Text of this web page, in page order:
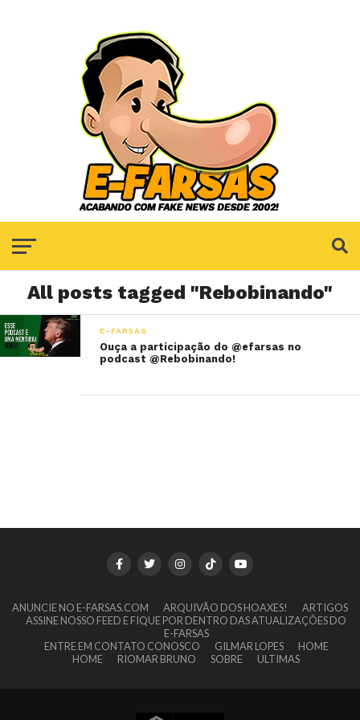
All posts tagged "Rebobinando"
E-FARSAS
Ouça a participação do @efarsas no
podcast @Rebobinando!
ANUNCIE NO E-FARSAS.COM ARQUIVÃO DOS HOAXES!
ARTIGOS
ASSINE NOSSO FEED E FIQUE POR DENTRO DAS ATUALIZAÇÕES DO
E-FARSAS
ENTRE EM CONTATO CONOSCO
GILMAR LOPES
HOME
HOME
RIOMAR BRUNO SOBRE ULTIMAS